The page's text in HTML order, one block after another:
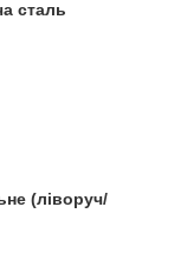
сталь
(ліворуч/